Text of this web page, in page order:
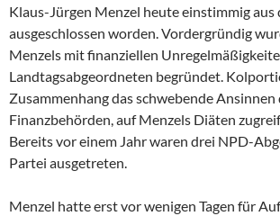
Klaus-Jürgen Menzel heute einstimmig
ausgeschlossen worden. Vordergründig
Menzels mit finanziellen
Landtagsabgeordneten begründet.
Zusammenhang das schwebende Ansinnen
Finanzbehörden, auf Menzels Diäten
Bereits vor einem Jahr waren drei NPD-
Partei ausgetreten.
Menzel hatte erst vor wenigen Tagen für